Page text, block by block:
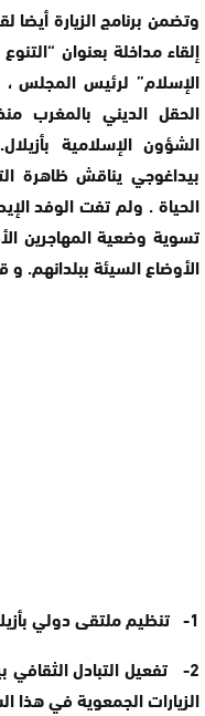
وتضمن برنامج الزيارة
إلقاء مداخلة بعنوان
الإسلام” لرئيس المجلس
الشؤون الإسلامية
بيداغوجي يناقش ظاهرة
الحياة . ولم تفت الوفد
تسوية وضعية المهاجرين
الأوضاع السيئة ببلدانهم.
1- تنظيم ملتقى دولي بأزيلال مستقبلا حول حوار الأديان و التسامح.
2- تفعيل التبادل
الزيارات الجمعوية في هذا